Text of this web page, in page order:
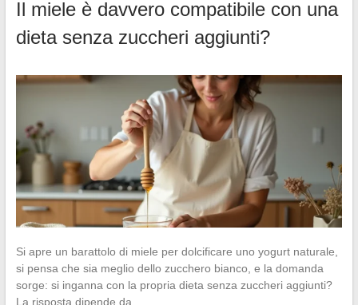
Il miele è davvero compatibile con una
dieta senza zuccheri aggiunti?
Si apre un barattolo di miele per dolcificare uno yogurt naturale,
si pensa che sia meglio dello zucchero bianco, e la domanda
sorge: si inganna con la propria dieta senza zuccheri aggiunti?
La risposta dipende da…